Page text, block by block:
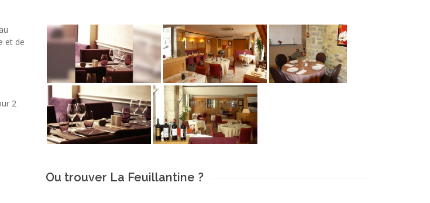
et de
2
Ou trouver La Feuillantine ?